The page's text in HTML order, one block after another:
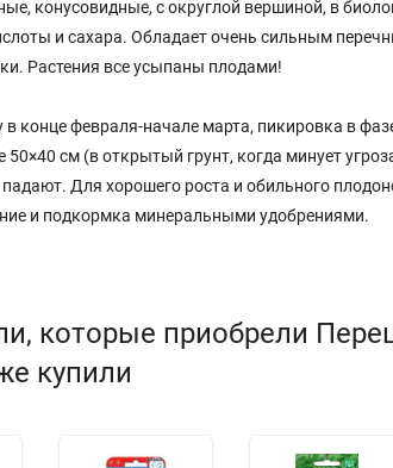
конусовидные, с округлой вершиной, в
и сахара. Обладает очень сильным
Растения все усыпаны плодами!
в конце февраля-начале марта, пикировка в
50×40 см (в открытый грунт, когда минует
падают. Для хорошего роста и обильного
и подкормка минеральными удобрениями.
которые приобрели
купили